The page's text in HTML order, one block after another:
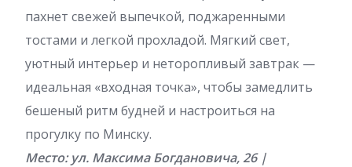
пахнет свежей выпечкой, поджаренными
тостами и легкой прохладой. Мягкий свет,
уютный интерьер и неторопливый завтрак —
идеальная «входная точка», чтобы замедлить
бешеный ритм будней и настроиться на
прогулку по Минску.
Место: ул. Максима Богдановича, 26 |